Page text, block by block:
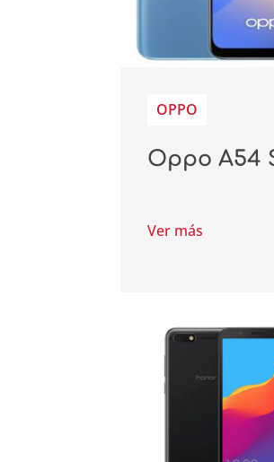
OPPO
Oppo A54
Ver más